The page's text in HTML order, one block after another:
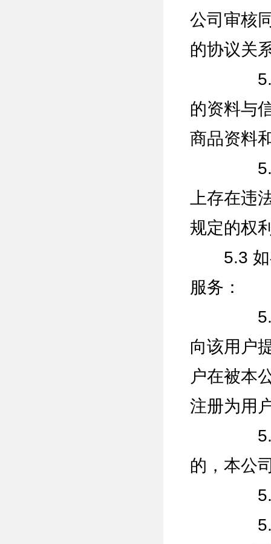
公司审核
的协议关
5.2.1
的资料与
商品资料
5.2.2
上存在违
规定的权
5.3 如存
服务：
5.3.1
向该用户
户在被本
注册为用
5.3.2
的，本公
5.3.3
5.3.4